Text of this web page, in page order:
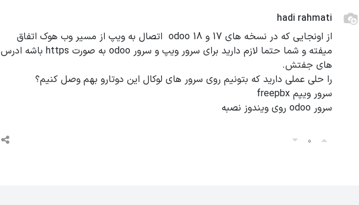
hadi rahmati
از اونجایی که در نسخه های 17 و 18 odoo اتصال به ویپ از مسیر وب هوک اتفاق
میفته و شما حتما لازم دارید برای سرور ویپ و سرور odoo به صورت https باشه ادرس
های جفتش.
را حلی عملی دارید که بتونیم روی سرور های لوکال این دوتارو بهم وصل کنیم؟
سرور ویپم freepbx
سرور odoo روی ویندوز نصبه
0